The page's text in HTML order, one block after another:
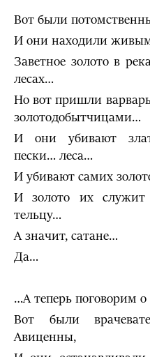
Вот были
И они находили
Заветное золото в
лесах…
Но вот пришли
золотодобытчицами…
И они убивают
пески… леса…
И убивают самих
И золото их
тельцу…
А значит, сатане…
Да…
…А теперь поговорим
Вот были
Авиценны,